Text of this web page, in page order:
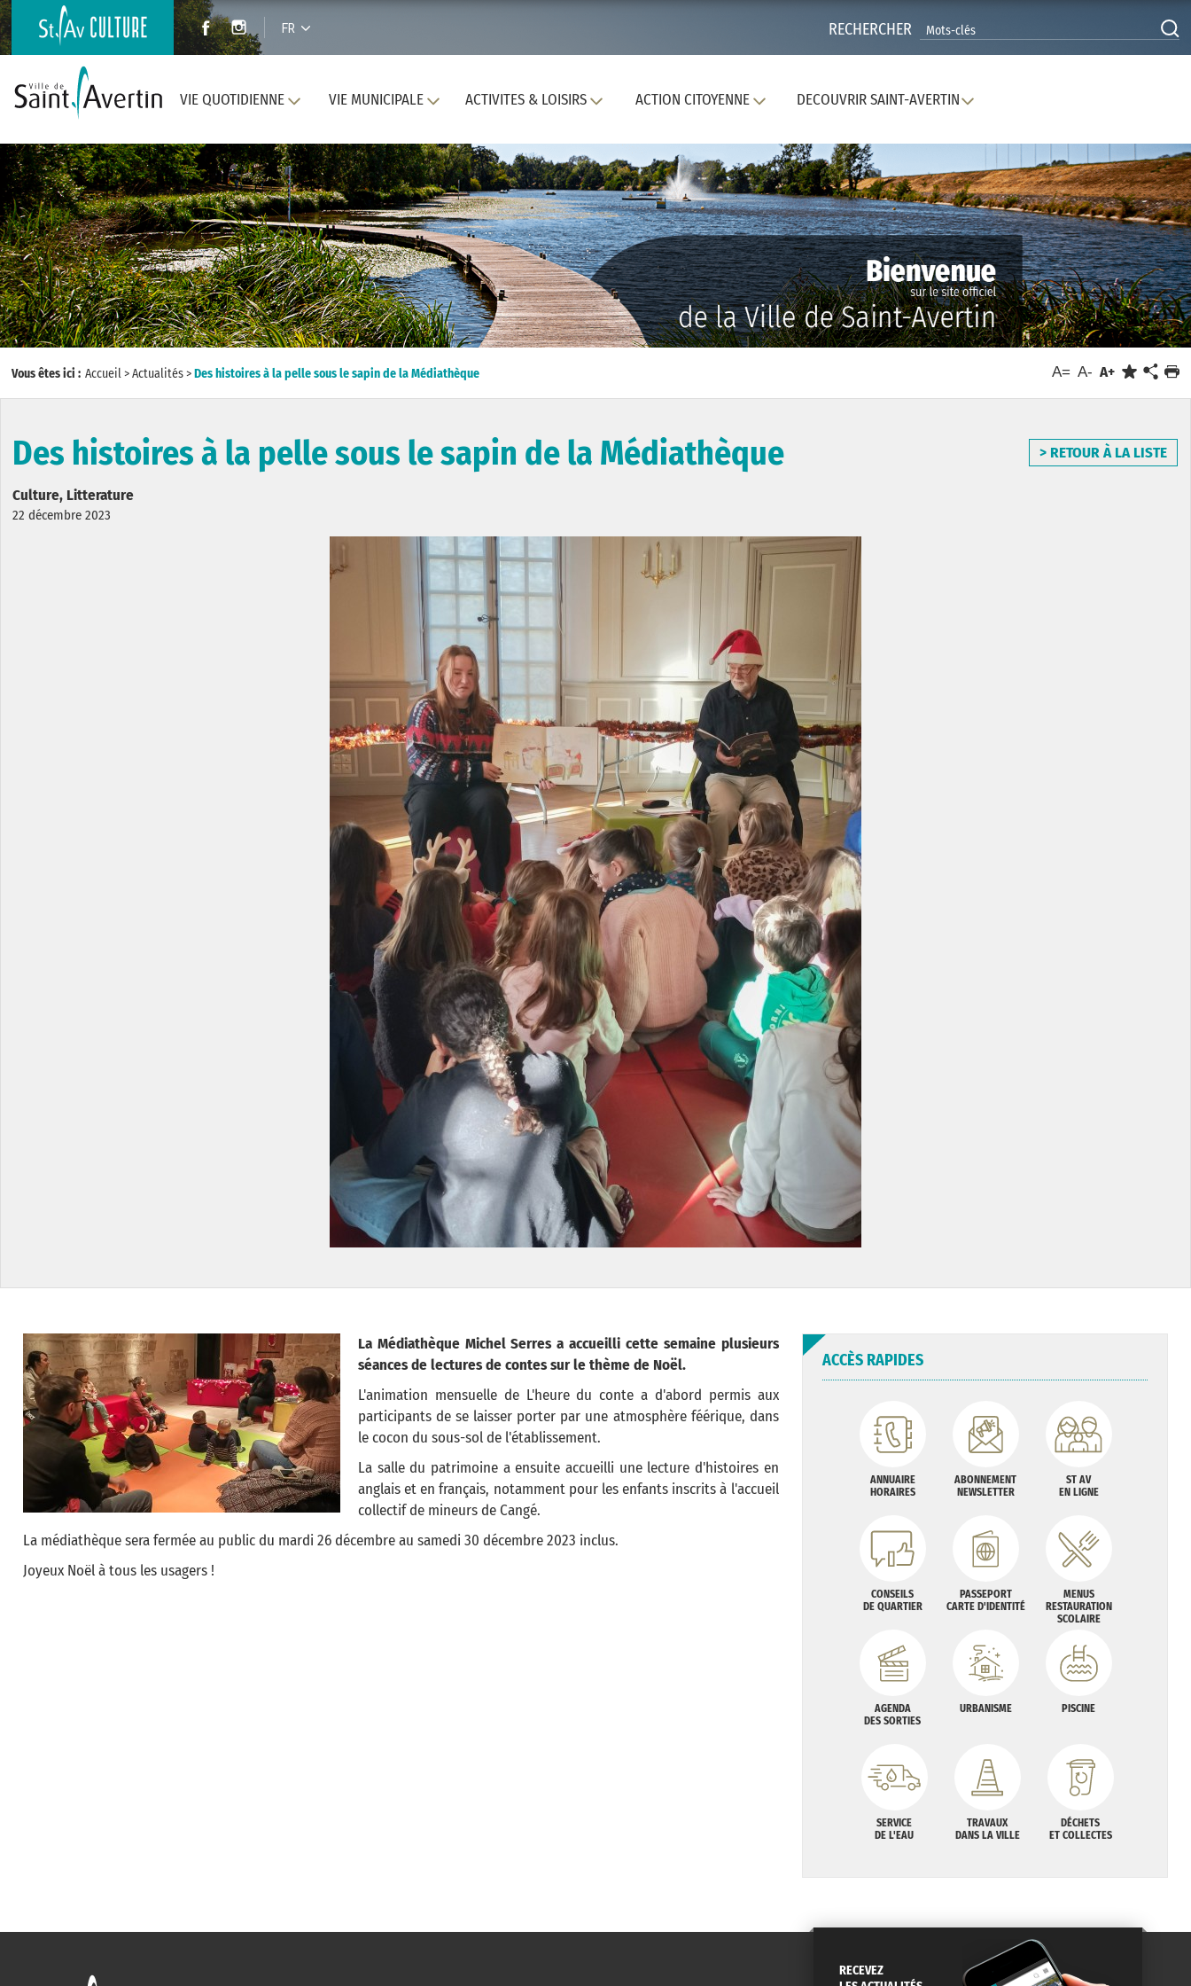
FR RECHERCHER
VIE QUOTIDIENNE VIE MUNICIPALE ACTIVITES & LOISIRS ACTION CITOYENNE DECOUVRIR SAINT-AVERTIN
Vous êtes ici : Accueil>Actualités>Des histoires à la pelle sous le sapin de la Médiathèque A= A- A+
Des histoires à la pelle sous le sapin de la Médiathèque > RETOUR À LA LISTE
Culture, Litterature
22 décembre 2023
La Médiathèque Michel Serres a accueilli cette semaine plusieurs
séances de lectures de contes sur le thème de Noël.
L'animation mensuelle de L'heure du conte a d'abord permis aux
participants de se laisser porter par une atmosphère féérique, dans
le cocon du sous-sol de l'établissement.
La salle du patrimoine a ensuite accueilli une lecture d'histoires en
anglais et en français, notamment pour les enfants inscrits à l'accueil
collectif de mineurs de Cangé.
La médiathèque sera fermée au public du mardi 26 décembre au samedi 30 décembre 2023 inclus.
Joyeux Noël à tous les usagers !
ACCÈS RAPIDES
ANNUAIRE
HORAIRES
ABONNEMENT
NEWSLETTER
ST AV
EN LIGNE
CONSEILS
DE QUARTIER
PASSEPORT
CARTE D'IDENTITÉ
MENUS
RESTAURATION
SCOLAIRE
AGENDA
DES SORTIES
URBANISME PISCINE
SERVICE
DE L'EAU
TRAVAUX
DANS LA VILLE
DÉCHETS
ET COLLECTES
RECEVEZ